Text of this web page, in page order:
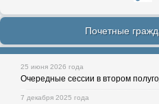
Почетные
25 июня 2026 года
Очередные сессии в втором
7 декабря 2025 года